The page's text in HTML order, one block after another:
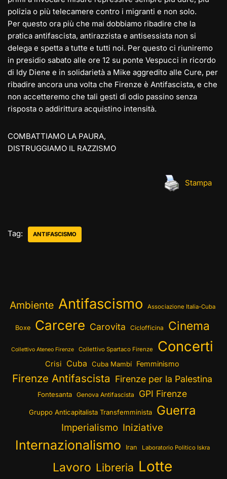
polizia o più telecamere contro i migranti e non solo.
Per questo ora più che mai dobbiamo ribadire che la
pratica antifascista, antirazzista e antisessista non si
delega e spetta a tutte e tutti noi. Per questo ci riuniremo
in presidio sabato alle ore 12 su ponte Vespucci in ricordo
di Idy Diene e in solidarietà a Mike aggredito alle Cure, per
ribadire ancora una volta che Firenze è Antifascista, e che
non accetteremo che tali gesti di odio passino senza
risposta o addirittura acquistino intensità.
COMBATTIAMO LA PAURA,
DISTRUGGIAMO IL RAZZISMO
Stampa
Tag: ANTIFASCISMO
Ambiente Antifascismo Associazione Italia-Cuba
Boxe Carcere Carovita Ciclofficina Cinema
Collettivo Ateneo Firenze Collettivo Spartaco Firenze Concerti
Crisi Cuba Cuba Mambí Femminismo
Firenze Antifascista Firenze per la Palestina
Fontesanta Genova Antifascista GPI Firenze
Gruppo Anticapitalista Transfemminista Guerra
Imperialismo Iniziative
Internazionalismo Iran Laboratorio Politico Iskra
Lavoro Libreria Lotte